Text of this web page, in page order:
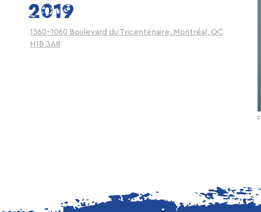
2019
1360-1060 Boulevard du Tricentenaire, Montréal, QC
H1B 3A8